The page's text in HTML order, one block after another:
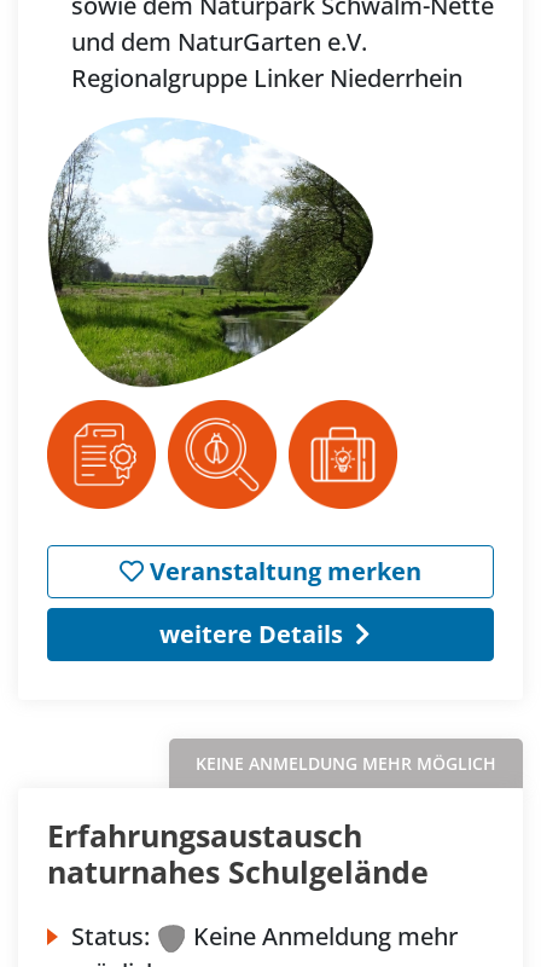
und dem NaturGarten e.V.
Regionalgruppe Linker Niederrhein
Veranstaltung merken
weitere Details
KEINE ANMELDUNG MEHR MÖGLICH
Erfahrungsaustausch
naturnahes Schulgelände
Status:
Keine Anmeldung mehr